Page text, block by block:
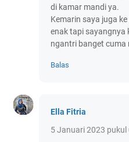
di kamar mandi ya.
Kemarin saya juga
enak tapi
ngantri banget cuma
Balas
Ella Fitria
5 Januari 2023 pukul